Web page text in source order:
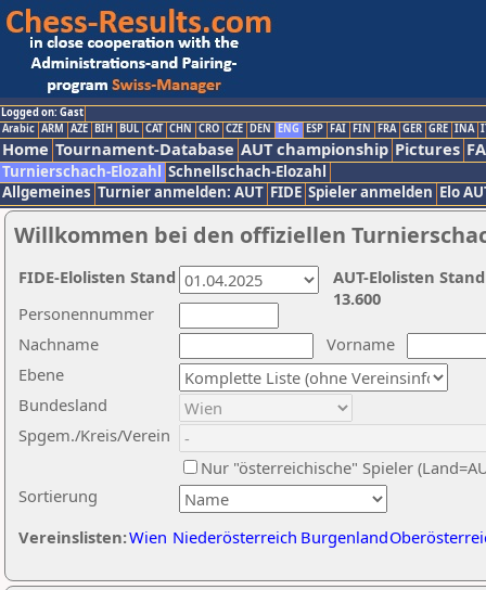
Logged on: Gast
Arabic ARM AZE BIH BUL CAT CHN CRO CZE DEN ENG ESP FAI FIN FRA GER GRE INA
Home Tournament-Database AUT championship Pictures
Turnierschach-Elozahl Schnellschach-Elozahl
Allgemeines Turnier anmelden: AUT FIDE Spieler anmelden Elo
Willkommen bei den offiziellen
Nachname
Vorname
Ebene
Sortierung
Personennummer
Bundesland
Spgem./Kreis/Verein
Nur "österreichische" Spieler
Vereinslisten:Wien Niederösterreich Burgenland
AUT-Elolisten
13.600
FIDE-Elolisten Stand